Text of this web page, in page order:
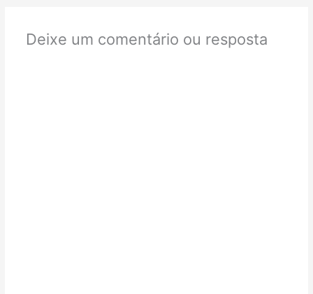
Deixe um comentário ou resposta